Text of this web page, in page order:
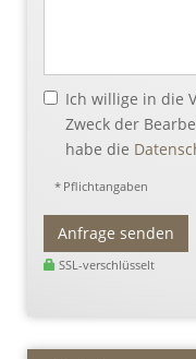
Ich willige in die
Zweck der
habe die
* Pflichtangaben
Anfrage senden
SSL-verschlüsselt